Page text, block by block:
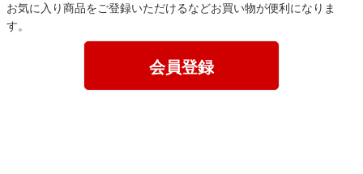
お気に入り商品をご登録いただけるなどお買い物が便利になりま
す。
会員登録